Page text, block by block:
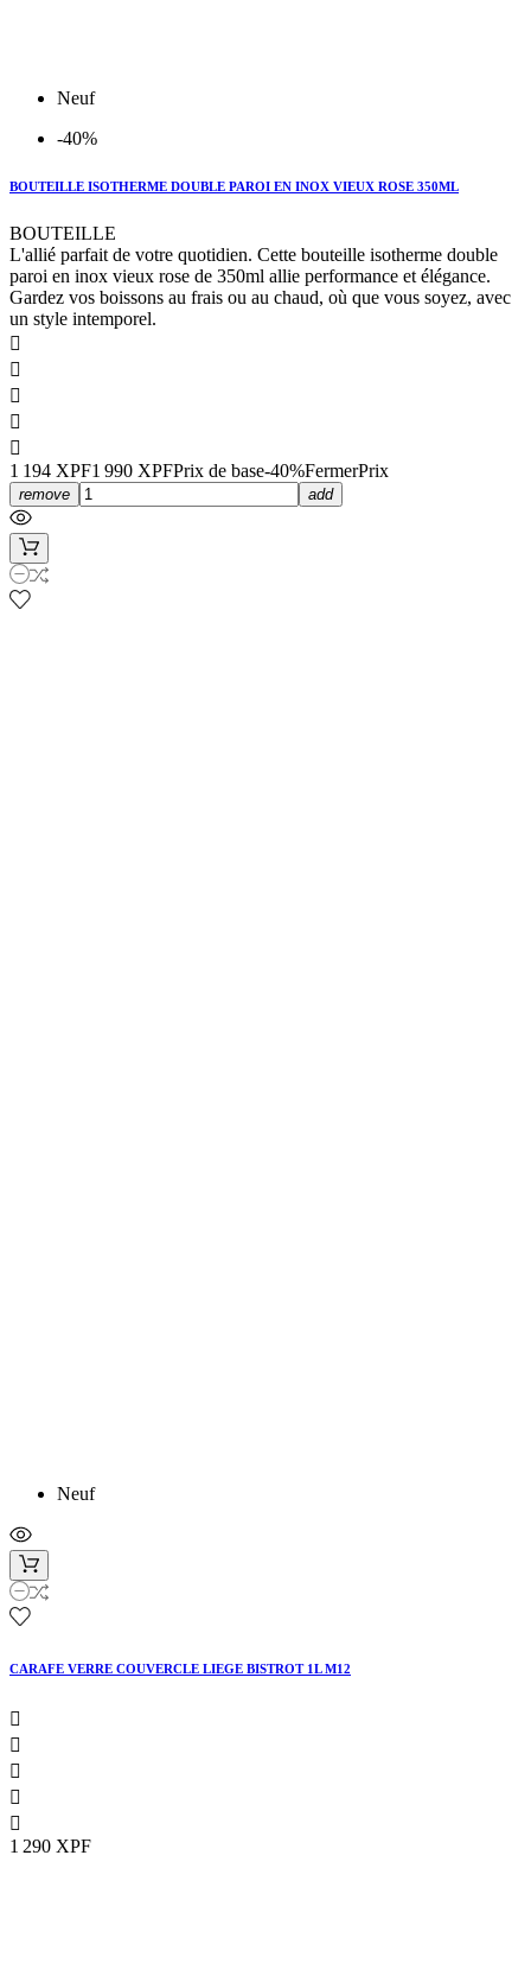
Neuf
-40%
BOUTEILLE ISOTHERME DOUBLE PAROI EN INOX VIEUX ROSE 350ML
BOUTEILLE
L'allié parfait de votre quotidien. Cette bouteille isotherme double
paroi en inox vieux rose de 350ml allie performance et élégance.
Gardez vos boissons au frais ou au chaud, où que vous soyez, avec
un style intemporel.





1 194 XPF1 990 XPFPrix de base-40%FermerPrix
remove add
Neuf
CARAFE VERRE COUVERCLE LIEGE BISTROT 1L M12





1 290 XPF